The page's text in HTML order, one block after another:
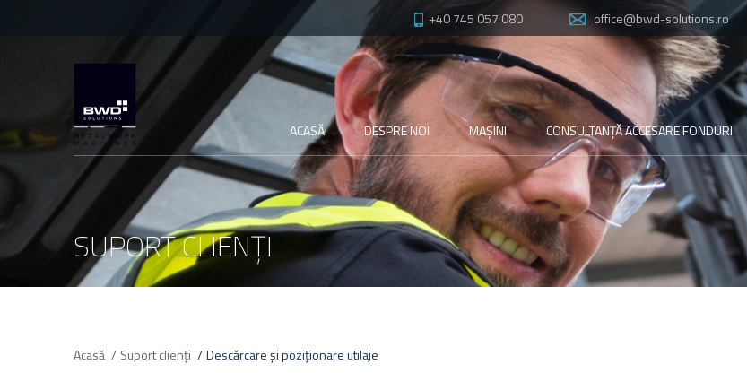
office@bwd-solutions.ro
+40 745 057 080
ACASĂ DESPRE NOI MAȘINI CONSULTANȚĂACCESAREFONDURI
SUPORT CLIENȚI
Acasă Suport clienți Descărcare și poziționare utilaje